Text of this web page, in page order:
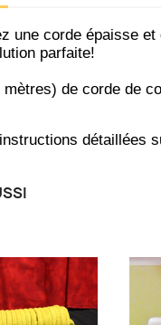
une corde épaisse
parfaite!
mètres) de corde de
détaillées